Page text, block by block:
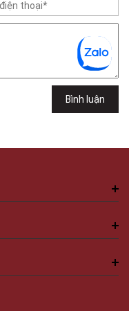
số 302 Cầu Giấy, Phường
Quận Bình Tân, Hồ Chí
Bình luận